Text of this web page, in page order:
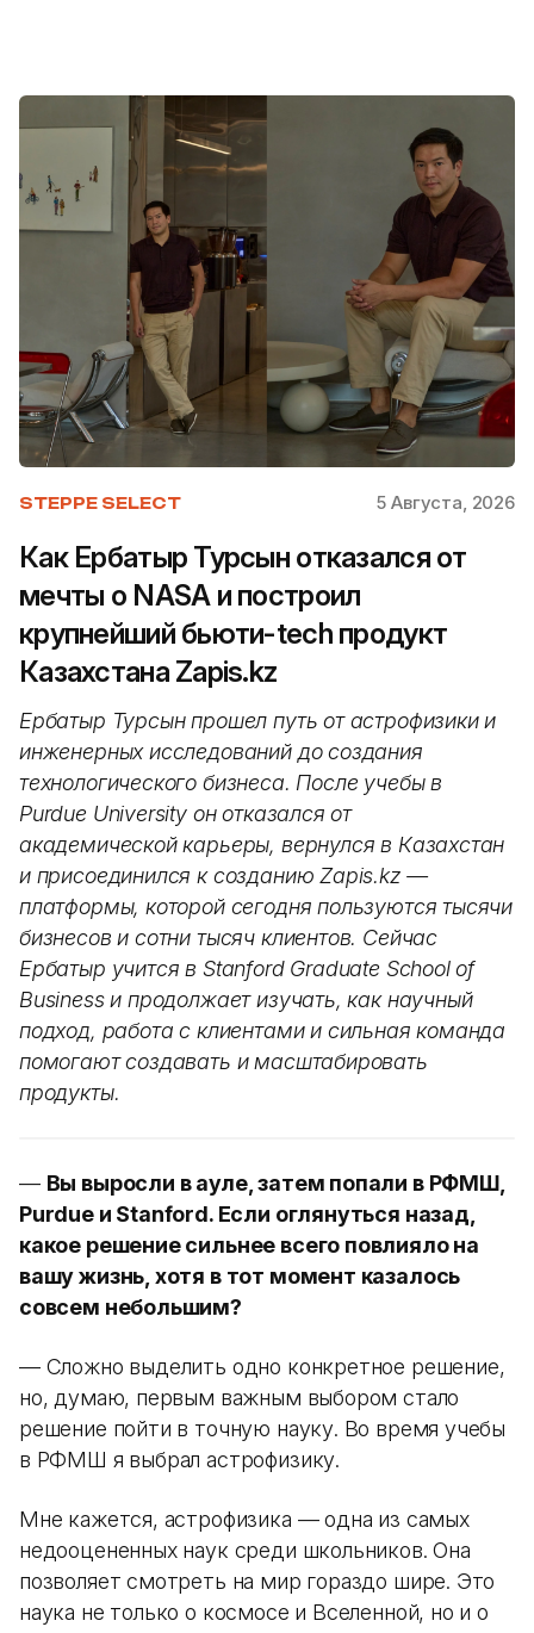
STEPPE SELECT 5 Августа, 2026
Как Ербатыр Турсын отказался от
мечты о NASA и построил
крупнейший бьюти-tech продукт
Казахстана Zapis.kz
Ербатыр Турсын прошел путь от астрофизики и
инженерных исследований до создания
технологического бизнеса. После учебы в
Purdue University он отказался от
академической карьеры, вернулся в Казахстан
и присоединился к созданию Zapis.kz —
платформы, которой сегодня пользуются тысячи
бизнесов и сотни тысяч клиентов. Сейчас
Ербатыр учится в Stanford Graduate School of
Business и продолжает изучать, как научный
подход, работа с клиентами и сильная команда
помогают создавать и масштабировать
продукты.
— Вы выросли в ауле, затем попали в РФМШ,
Purdue и Stanford. Если оглянуться назад,
какое решение сильнее всего повлияло на
вашу жизнь, хотя в тот момент казалось
совсем небольшим?
— Сложно выделить одно конкретное решение,
но, думаю, первым важным выбором стало
решение пойти в точную науку. Во время учебы
в РФМШ я выбрал астрофизику.
Мне кажется, астрофизика — одна из самых
недооцененных наук среди школьников. Она
позволяет смотреть на мир гораздо шире. Это
наука не только о космосе и Вселенной, но и о